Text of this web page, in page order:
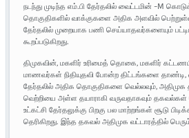
நடந்து முடிந்த எம்.பி தேர்தலில் வைட்டமின் -M
தொகுதிகளில் வாக்குகளை அதிக அளவில்
தேர்தலில் முறையாக பணி செய்யாதவர்களையும்
கூறப்படுகிறது.
திமுகவின், மகளிர் உரிமைத் தொகை, மகளிர்
மாணவர்கள் நிதியுதவி போன்ற திட்டங்களை தாண்டி,
தேர்தலில் அதிக தொகுதிகளை வெல்லவும், அதிமுக
வெற்றியை அள்ள தயாராகி வருவதாகவும்
உட்கட்சி தேர்தலுக்கு பிறகு பல மாற்றங்கள் சூடு
தெரிகிறது. இந்த தகவல் அதிமுக வட்டாரத்தில்